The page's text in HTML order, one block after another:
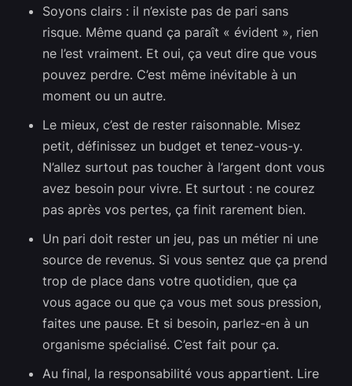
Soyons clairs : il n’existe pas de pari sans
risque. Même quand ça paraît « évident », rien
ne l’est vraiment. Et oui, ça veut dire que vous
pouvez perdre. C’est même inévitable à un
moment ou un autre.
Le mieux, c’est de rester raisonnable. Misez
petit, définissez un budget et tenez-vous-y.
N’allez surtout pas toucher à l’argent dont vous
avez besoin pour vivre. Et surtout : ne courez
pas après vos pertes, ça finit rarement bien.
Un pari doit rester un jeu, pas un métier ni une
source de revenus. Si vous sentez que ça prend
trop de place dans votre quotidien, que ça
vous agace ou que ça vous met sous pression,
faites une pause. Et si besoin, parlez-en à un
organisme spécialisé. C’est fait pour ça.
Au final, la responsabilité vous appartient. Lire